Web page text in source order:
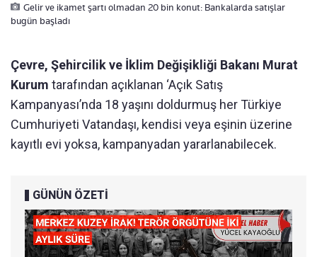
Gelir ve ikamet şartı olmadan 20 bin konut: Bankalarda satışlar
bugün başladı
Çevre, Şehircilik ve İklim Değişikliği Bakanı Murat
Kurum tarafından açıklanan ‘Açık Satış
Kampanyası’nda 18 yaşını doldurmuş her Türkiye
Cumhuriyeti Vatandaşı, kendisi veya eşinin üzerine
kayıtlı evi yoksa, kampanyadan yararlanabilecek.
GÜNÜN ÖZETİ